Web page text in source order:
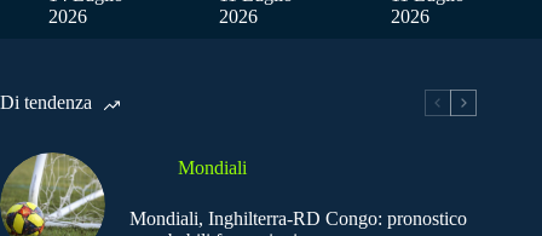
2026
2026
2026
Di tendenza
Mondiali
Mondiali, Inghilterra-RD Congo: pronostico